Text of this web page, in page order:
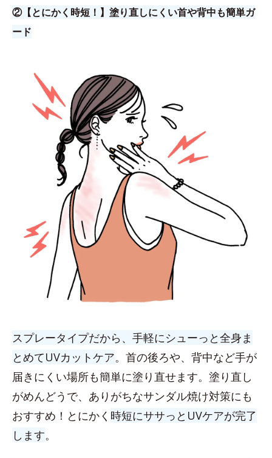
②【とにかく時短！】塗り直しにくい首や背中も簡単ガ
ード
スプレータイプだから、手軽にシューっと全身ま
とめてUVカットケア。首の後ろや、背中など手が
届きにくい場所も簡単に塗り直せます。塗り直し
がめんどうで、ありがちなサンダル焼け対策にも
おすすめ！とにかく 時短にササっとUVケアが完了
します。